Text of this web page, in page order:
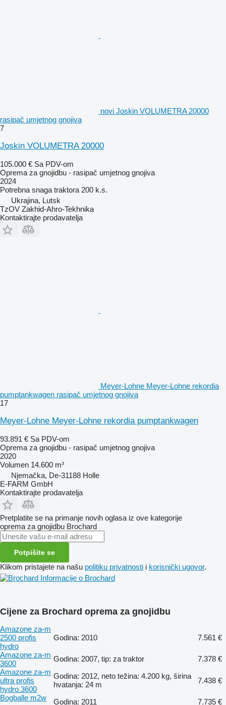
novi Joskin VOLUMETRA 20000
rasipač umjetnog gnojiva
7
Joskin VOLUMETRA 20000
105.000 € Sa PDV-om
Oprema za gnojidbu - rasipač umjetnog gnojiva
2024
Potrebna snaga traktora 200 k.s.
Ukrajina, Lutsk
TzOV Zakhid-Ahro-Tekhnika
Kontaktirajte prodavatelja
Meyer-Lohne Meyer-Lohne rekordia
pumptankwagen rasipač umjetnog gnojiva
17
Meyer-Lohne Meyer-Lohne rekordia pumptankwagen
93.891 € Sa PDV-om
Oprema za gnojidbu - rasipač umjetnog gnojiva
2020
Volumen 14.600 m³
Njemačka, De-31188 Holle
E-FARM GmbH
Kontaktirajte prodavatelja
Pretplatite se na primanje novih oglasa iz ove kategorije
oprema za gnojidbu Brochard
Potpišite se
Klikom pristajete na našu politiku privatnosti i korisnički ugovor.
Informacije o Brochard
Cijene za Brochard oprema za gnojidbu
Amazone za-m
2500 profis
hydro
Godina: 2010
7.561 €
Amazone za-m
3600
Godina: 2007, tip: za traktor
7.378 €
Amazone za-m
ultra profis
hydro 3600
Godina: 2012, neto težina: 4.200 kg, širina
hvatanja: 24 m
7.438 €
Bogballe m2w
Godina: 2011 7.735 €